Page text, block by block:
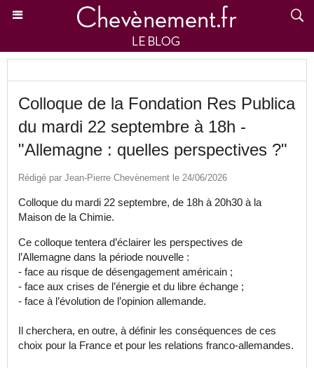
Colloque de la Fondation Res Publica
du mardi 22 septembre à 18h -
"Allemagne : quelles perspectives ?"
Rédigé par Jean-Pierre Chevènement le 24/06/2026
Colloque du mardi 22 septembre, de 18h à 20h30 à la
Maison de la Chimie.
Ce colloque tentera d’éclairer les perspectives de
l’Allemagne dans la période nouvelle :
- face au risque de désengagement américain ;
- face aux crises de l’énergie et du libre échange ;
- face à l’évolution de l’opinion allemande.
Il cherchera, en outre, à définir les conséquences de ces
choix pour la France et pour les relations franco-allemandes.